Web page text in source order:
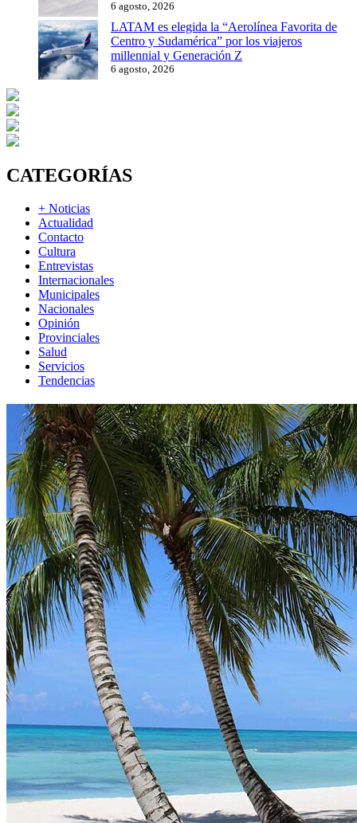
6 agosto, 2026
LATAM es elegida la “Aerolínea Favorita de
Centro y Sudamérica” por los viajeros
millennial y Generación Z
6 agosto, 2026
CATEGORÍAS
+ Noticias
Actualidad
Contacto
Cultura
Entrevistas
Internacionales
Municipales
Nacionales
Opinión
Provinciales
Salud
Servicios
Tendencias